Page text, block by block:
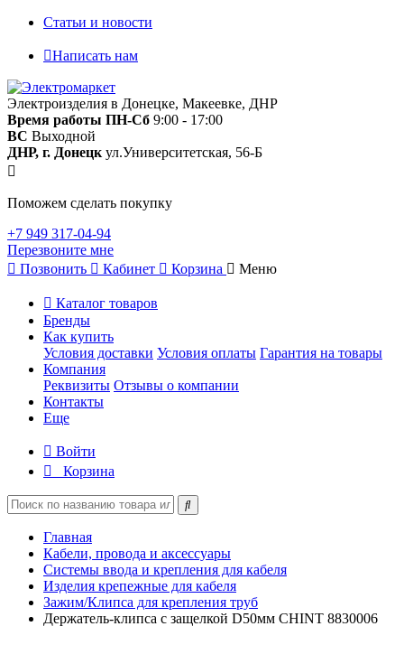
Статьи и новости
Написать нам
Электроизделия в Донецке, Макеевке, ДНР
Время работы ПН-Сб 9:00 - 17:00
ВС Выходной
ДНР, г. Донецк ул.Университетская, 56-Б
Поможем сделать покупку
+7 949 317-04-94
Перезвоните мне
Позвонить
Кабинет Корзина Меню
Каталог товаров
Бренды
Как купить
Условия доставки Условия оплаты Гарантия на товары
Компания
Реквизиты Отзывы о компании
Контакты
Еще
Войти
Корзина
Главная
Кабели, провода и аксессуары
Системы ввода и крепления для кабеля
Изделия крепежные для кабеля
Зажим/Клипса для крепления труб
Держатель-клипса с защелкой D50мм CHINT 8830006